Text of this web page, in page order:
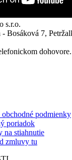
s.r.o.
- Bosáková 7,
dohovore.
obchodné podmienky
poriadok
na stiahnutie
zmluvy tu